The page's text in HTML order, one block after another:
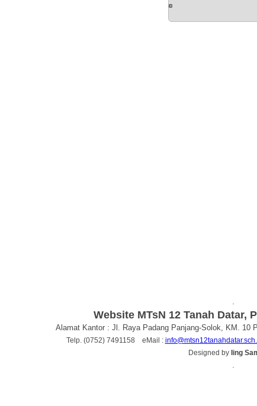
Website MTsN 12 Tanah Datar,
Alamat Kantor : Jl. Raya Padang Panjang-Solok, KM. 10
Telp. (0752) 7491158 eMail :
Designed by Iing